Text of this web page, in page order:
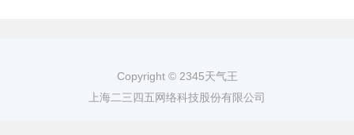
Copyright © 2345天气王
上海二三四五网络科技股份有限公司